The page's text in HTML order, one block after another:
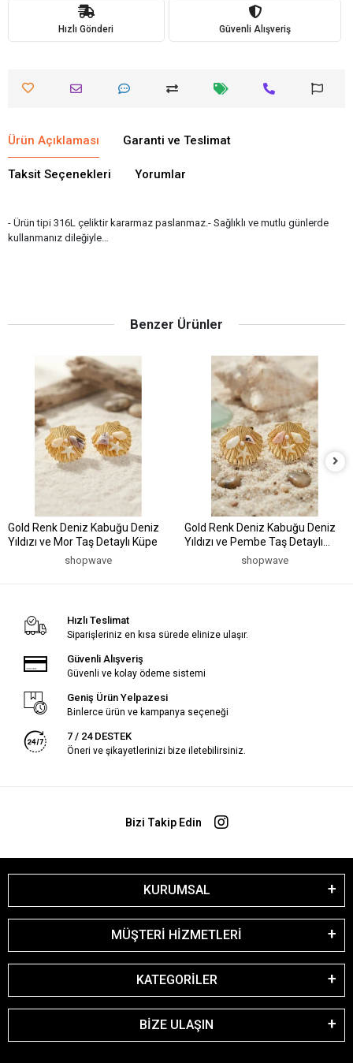
Hızlı Gönderi Güvenli Alışveriş
Ürün Açıklaması Garanti ve Teslimat
Taksit Seçenekleri Yorumlar
- Ürün tipi 316L çeliktir kararmaz paslanmaz.- Sağlıklı ve mutlu günlerde
kullanmanız dileğiyle…
Benzer Ürünler
Gold Renk Deniz Kabuğu Deniz
Yıldızı ve Mor Taş Detaylı Küpe
shopwave
Gold Renk Deniz Kabuğu Deniz
Yıldızı ve Pembe Taş Detaylı
shopwave
Hızlı Teslimat
Siparişleriniz en kısa sürede elinize ulaşır.
Güvenli Alışveriş
Güvenli ve kolay ödeme sistemi
Geniş Ürün Yelpazesi
Binlerce ürün ve kampanya seçeneği
7 / 24 DESTEK
Öneri ve şikayetlerinizi bize iletebilirsiniz.
Bizi Takip Edin
KURUMSAL
MÜŞTERİ HİZMETLERİ
KATEGORİLER
BİZE ULAŞIN